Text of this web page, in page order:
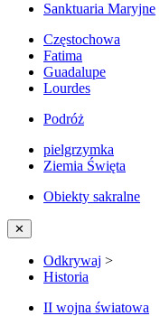
Sanktuaria Maryjne
Częstochowa
Fatima
Guadalupe
Lourdes
Podróż
pielgrzymka
Ziemia Święta
Obiekty sakralne
✕
Odkrywaj >
Historia
II wojna światowa